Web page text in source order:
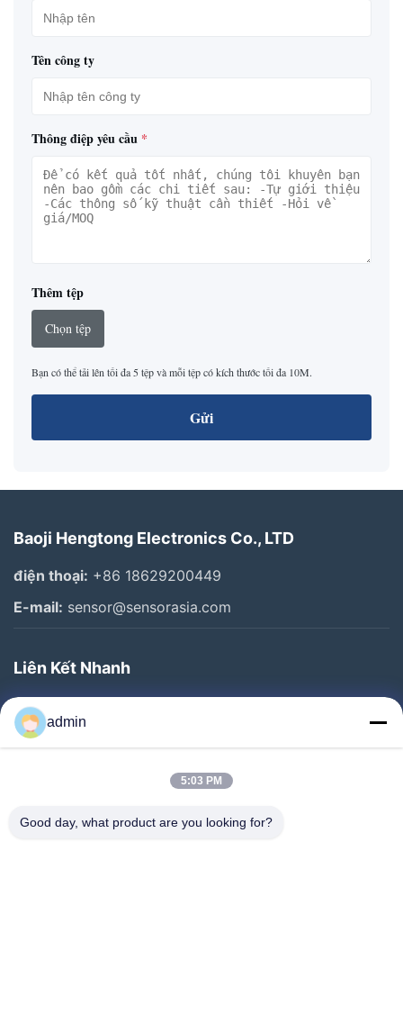
Tên công ty
Thông điệp yêu cầu *
Thêm tệp
Chọn tệp
Bạn có thể tải lên tối đa 5 tệp và mỗi tệp có kích thước tối đa 10M.
Gửi
Baoji Hengtong Electronics Co., LTD
điện thoại: +86 18629200449
E-mail: sensor@sensorasia.com
Liên Kết Nhanh
Trang Chủ
Các Sản Phẩm
Tham Quan Nhà Máy
admin
5:03 PM
Good day, what product are you looking for?